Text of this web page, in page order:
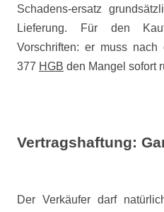
Schadens-ersatz
Lieferung. Für den
Vorschriften: er muss
377 HGB den Mangel sofort
Vertragshaftung:
Der Verkäufer darf